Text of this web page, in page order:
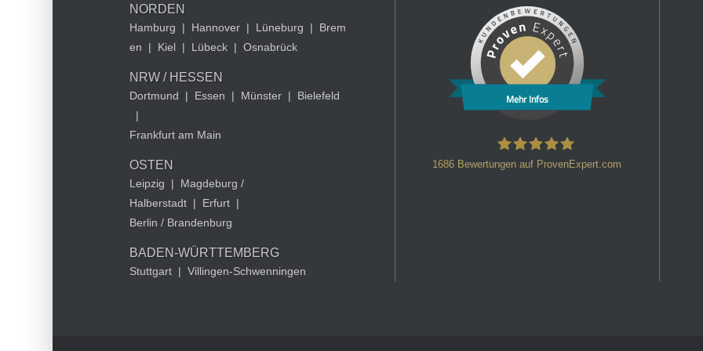
NORDEN
Hamburg | Hannover | Lüneburg |
Brem
en
| Kiel | Lübeck | Osnabrück
NRW / HESSEN
Dortmund | Essen | Münster |
Bielefeld
|
Frankfurt am Main
OSTEN
Leipzig |
Magdeburg /
Halberstadt | Erfurt |
Berlin / Brandenburg
BADEN-WÜRTTEMBERG
Stuttgart | Villingen-Schwenningen
Mehr Infos
1686 Bewertungen auf ProvenExpert.com